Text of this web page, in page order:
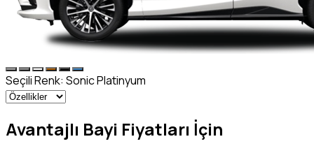
Seçili Renk: Sonic Platinyum
Avantajlı Bayi Fiyatları İçin